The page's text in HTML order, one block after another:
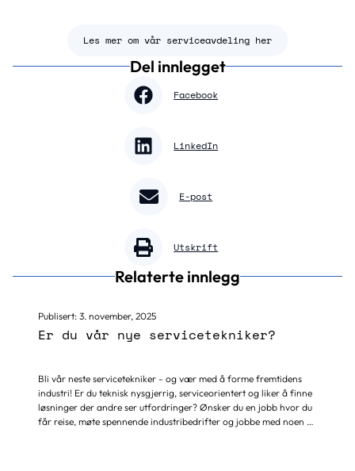
Les mer om vår serviceavdeling her
Del innlegget
Facebook
LinkedIn
E-post
Utskrift
Relaterte innlegg
Publisert: 3. november, 2025
Er du vår nye servicetekniker?
Bli vår neste servicetekniker - og vær med å forme fremtidens
industri! Er du teknisk nysgjerrig, serviceorientert og liker å finne
løsninger der andre ser utfordringer? Ønsker du en jobb hvor du
får reise, møte spennende industribedrifter og jobbe med noen av